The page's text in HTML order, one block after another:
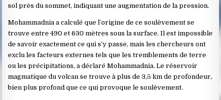
sol près du sommet, indiquant une augmentation de la pression.
Mohammadnia a calculé que l’origine de ce soulèvement se
trouve entre 490 et 630 mètres sous la surface. Il est impossible
de savoir exactement ce qui s’y passe, mais les chercheurs ont
exclu les facteurs externes tels que les tremblements de terre
ou les précipitations, a déclaré Mohammadnia. Le réservoir
magmatique du volcan se trouve à plus de 3,5 km de profondeur,
bien plus profond que ce qui provoque le soulèvement.